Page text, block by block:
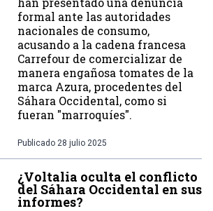
formal ante las autoridades
nacionales de consumo,
acusando a la cadena francesa
Carrefour de comercializar de
manera engañosa tomates de la
marca Azura, procedentes del
Sáhara Occidental, como si
fueran "marroquíes".
Publicado 28 julio 2025
¿Voltalia oculta el conflicto
del Sáhara Occidental en sus
informes?